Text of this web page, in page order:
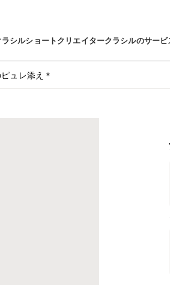
ラシルショートクリエイタークラシルのサービ
ュレ添え＊